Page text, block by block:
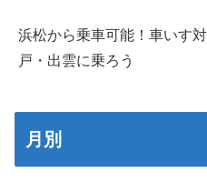
浜松から乗車可能！車いす
戸・出雲に乗ろう
月別